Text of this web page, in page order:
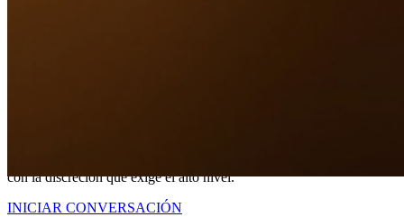
con la discreción que exige el alto nivel.
INICIAR CONVERSACIÓN